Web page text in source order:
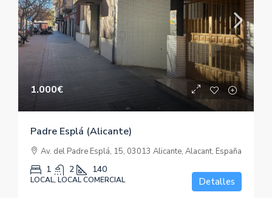
1.000€
Padre Esplá (Alicante)
Av. del Padre Esplá, 15, 03013 Alicante, Alacant, España
1 2 140
LOCAL, LOCAL COMERCIAL Detalles